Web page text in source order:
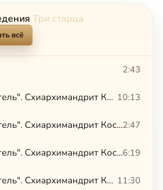
Три старца
всё
2:43
"Пустынный житель". Схиархимандрит Косма (Смирнов). «Душа благословенна всякая простая» 10:13
"Пустынный житель". Схиархимандрит Косма (Смирнов). Валаам2:47
"Пустынный житель". Схиархимандрит Косма (Смирнов). Из монастыря в мир6:19
"Пустынный житель". Схиархимандрит Косма (Смирнов). В Латвии 11:30